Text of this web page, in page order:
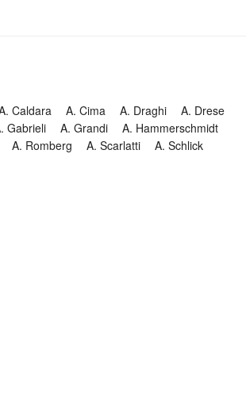
Caldara A. Cima A. Draghi
A. Drese
Gabrieli A. Grandi
A. Hammerschmidt
A. Romberg A. Scarlatti
A. Schlick